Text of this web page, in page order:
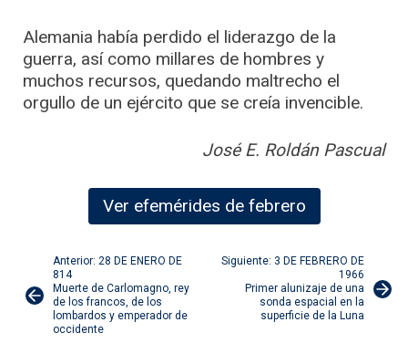
Alemania había perdido el liderazgo de la
guerra, así como millares de hombres y
muchos recursos, quedando maltrecho el
orgullo de un ejército que se creía invencible.
José E. Roldán Pascual
Ver efemérides de febrero
Navegación
de
entradas
Anterior: 28 DE ENERO DE
814
Muerte de Carlomagno, rey
de los francos, de los
lombardos y emperador de
occidente
Siguiente: 3 DE FEBRERO DE
1966
Primer alunizaje de una
sonda espacial en la
superficie de la Luna